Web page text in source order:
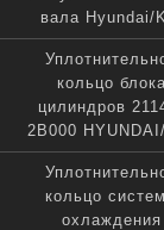
вала Hyundai/
кольцо
цилиндров
2B000
кольцо
охлаждения